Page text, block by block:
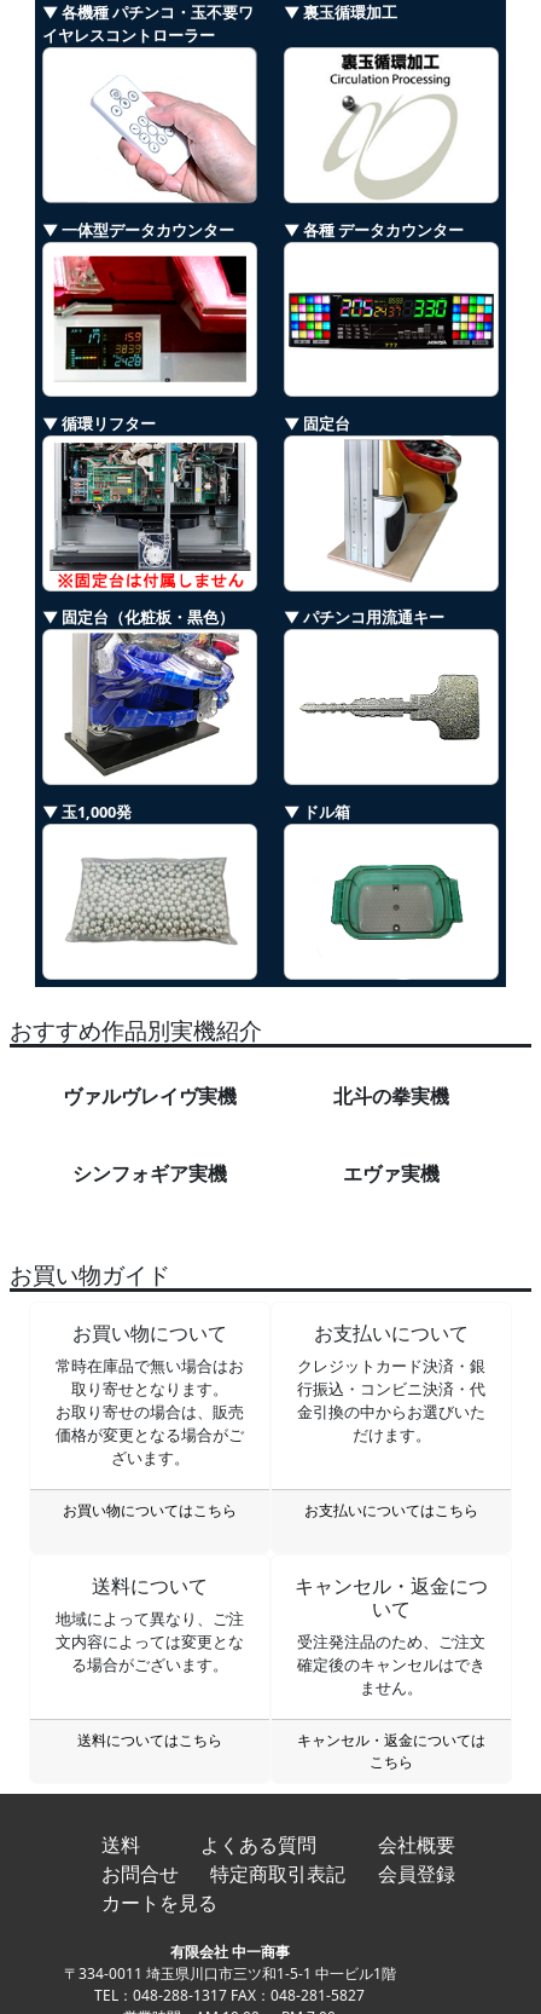
▼ 各機種 パチンコ・玉不要ワ
イヤレスコントローラー
▼ 裏玉循環加工
▼ 一体型データカウンター ▼ 各種 データカウンター
▼ 循環リフター ▼ 固定台
▼ 固定台（化粧板・黒色） ▼ パチンコ用流通キー
▼ 玉1,000発 ▼ ドル箱
おすすめ作品別実機紹介
ヴァルヴレイヴ実機 北斗の拳実機
シンフォギア実機 エヴァ実機
お買い物ガイド
お買い物について
常時在庫品で無い場合はお
取り寄せとなります。
お取り寄せの場合は、販売
価格が変更となる場合がご
ざいます。
お買い物についてはこちら
お支払いについて
クレジットカード決済・銀
行振込・コンビニ決済・代
金引換の中からお選びいた
だけます。
お支払いについてはこちら
送料について
地域によって異なり、ご注
文内容によっては変更とな
る場合がございます。
送料についてはこちら
キャンセル・返金につ
いて
受注発注品のため、ご注文
確定後のキャンセルはでき
ません。
キャンセル・返金については
こちら
送料 よくある質問
会社概要
お問合せ
特定商取引表記
会員登録
カートを見る
有限会社 中一商事
〒334-0011 埼玉県川口市三ツ和1-5-1 中一ビル1階
TEL：048-288-1317 FAX：048-281-5827